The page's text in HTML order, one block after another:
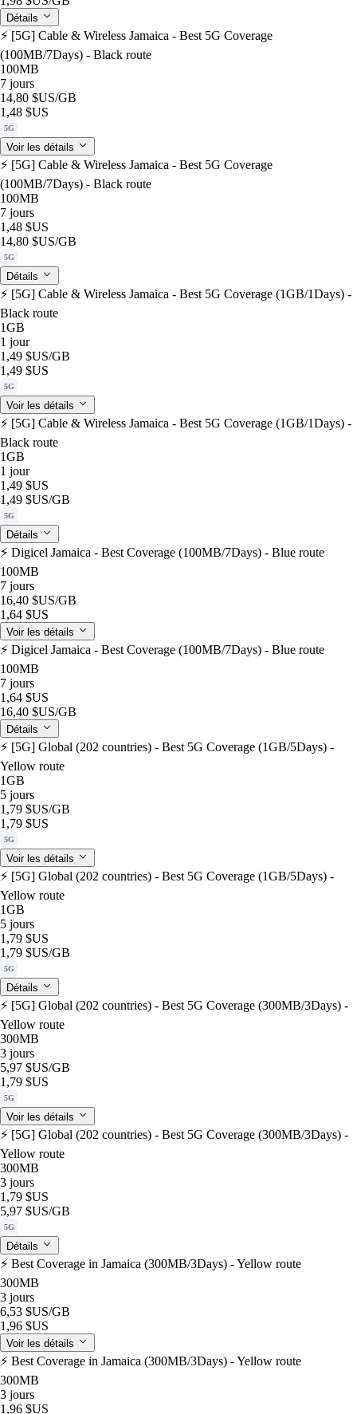
Détails
⚡️ [5G] Cable & Wireless Jamaica - Best 5G Coverage
(100MB/7Days) - Black route
100MB
7 jours
14,80 $US/GB
1,48 $US
5G
Voir les détails
⚡️ [5G] Cable & Wireless Jamaica - Best 5G Coverage
(100MB/7Days) - Black route
100MB
7 jours
1,48 $US
14,80 $US/GB
5G
Détails
⚡️ [5G] Cable & Wireless Jamaica - Best 5G Coverage (1GB/1Days) -
Black route
1GB
1 jour
1,49 $US/GB
1,49 $US
5G
Voir les détails
⚡️ [5G] Cable & Wireless Jamaica - Best 5G Coverage (1GB/1Days) -
Black route
1GB
1 jour
1,49 $US
1,49 $US/GB
5G
Détails
⚡️ Digicel Jamaica - Best Coverage (100MB/7Days) - Blue route
100MB
7 jours
16,40 $US/GB
1,64 $US
Voir les détails
⚡️ Digicel Jamaica - Best Coverage (100MB/7Days) - Blue route
100MB
7 jours
1,64 $US
16,40 $US/GB
Détails
⚡️ [5G] Global (202 countries) - Best 5G Coverage (1GB/5Days) -
Yellow route
1GB
5 jours
1,79 $US/GB
1,79 $US
5G
Voir les détails
⚡️ [5G] Global (202 countries) - Best 5G Coverage (1GB/5Days) -
Yellow route
1GB
5 jours
1,79 $US
1,79 $US/GB
5G
Détails
⚡️ [5G] Global (202 countries) - Best 5G Coverage (300MB/3Days) -
Yellow route
300MB
3 jours
5,97 $US/GB
1,79 $US
5G
Voir les détails
⚡️ [5G] Global (202 countries) - Best 5G Coverage (300MB/3Days) -
Yellow route
300MB
3 jours
1,79 $US
5,97 $US/GB
5G
Détails
⚡️ Best Coverage in Jamaica (300MB/3Days) - Yellow route
300MB
3 jours
6,53 $US/GB
1,96 $US
Voir les détails
⚡️ Best Coverage in Jamaica (300MB/3Days) - Yellow route
300MB
3 jours
1,96 $US